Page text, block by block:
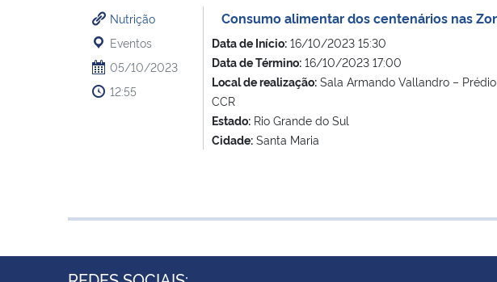
Nutrição
Eventos
05/10/2023
12:55
Consumo alimentar dos centenários nas
Data de Início:16/10/2023 15:30
Data de Término:16/10/2023 17:00
Local de realização:Sala Armando Vallandro –
CCR
Estado:Rio Grande do Sul
Cidade:Santa Maria